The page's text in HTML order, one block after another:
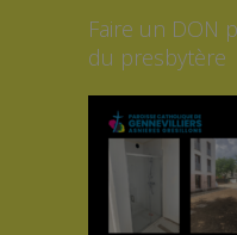
Faire un DON
du presbytère